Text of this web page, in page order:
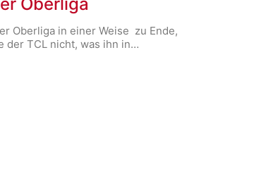
Oberliga in einer Weise zu Ende,
der TCL nicht, was ihn in…